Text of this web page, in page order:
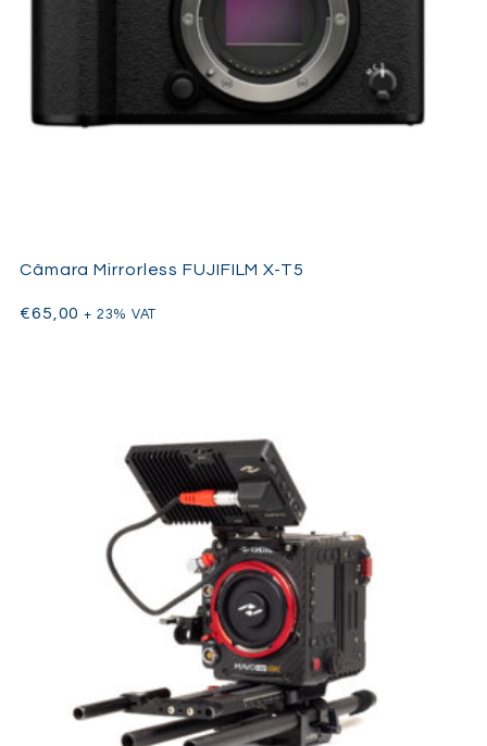
Vídeo Cinematográfico H.265 8K30/5.7K60 360°
Reenquadramento em Pós-Produção, Maior Autonomia
Design Robusto, Proteções de Lente Removíveis
Controlo por Gestos, Modos de Lente Única ou Dupla
Bullet Time 5.7K120, Time-Lapse 11K
Estabilização FlowState, Horizon Lock
Câmara Mirrorless FUJIFILM X-T5
€65,00 + 23% VAT